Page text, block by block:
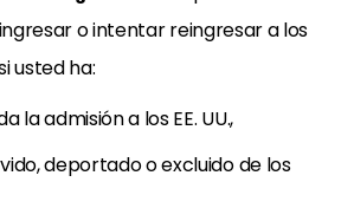
o intentar reingresar a los
usted ha:
la admisión a los EE. UU.,
deportado o excluido de los